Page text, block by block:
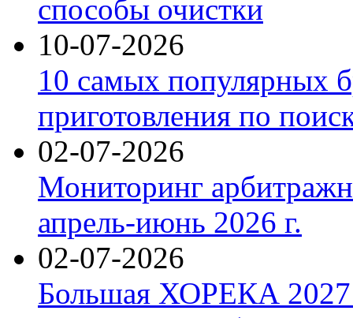
способы очистки
10-07-2026
10 самых популярных
приготовления по
02-07-2026
Мониторинг
апрель-июнь 2026 г.
02-07-2026
Большая ХОРЕКА 2027: